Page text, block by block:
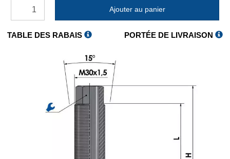
Ajouter au panier
TABLE DES RABAIS PORTÉE DE LIVRAISON